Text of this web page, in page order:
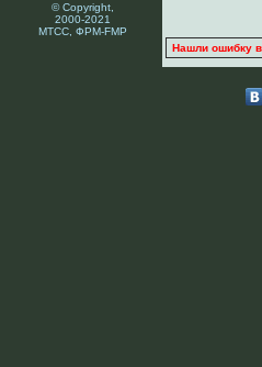
© Copyright,
2000-2021
МТСС, ФРМ-FMP
Нашли ошибку в